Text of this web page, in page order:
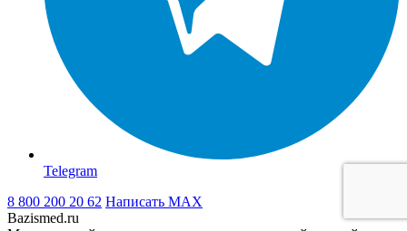
Telegram
8 800 200 20 62 Написать MAX
Bazismed.ru